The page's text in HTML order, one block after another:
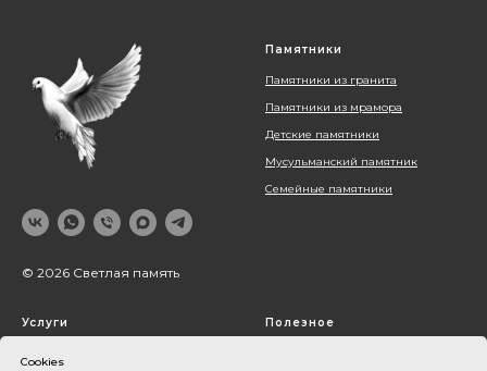
Cookies
© 2026 Светлая память
Памятники
Памятники из гранита
Памятники из мрамора
Детские памятники
Мусульманский памятник
Семейные памятники
Услуги Полезное